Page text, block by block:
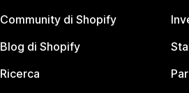
Community di Shopify
Blog di Shopify
Ricerca